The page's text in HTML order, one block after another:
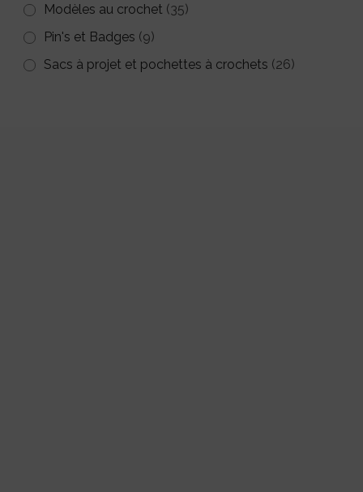
Modèles au crochet (35)
Pin's et Badges (9)
Sacs à projet et pochettes à crochets (26)